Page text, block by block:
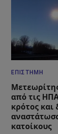
ΕΠΙΣΤΉΜΗ
από τις
κρότος και
κατοίκους